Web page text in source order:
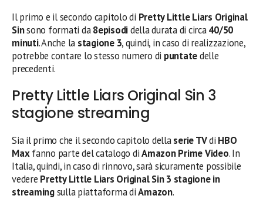
Il primo e il secondo capitolo di Pretty Little Liars Original
Sinsono formati da8episodidella durata di circa40/50
minuti. Anche la stagione 3, quindi, in caso di realizzazione,
potrebbe contare lo stesso numero di puntatedelle
precedenti.
Pretty Little Liars Original Sin 3
stagione streaming
Sia il primo che il secondo capitolo dellaserie TVdi HBO
Maxfanno parte del catalogo diAmazon Prime Video. In
Italia, quindi, in caso di rinnovo, sarà sicuramente possibile
vedere Pretty Little Liars Original Sin 3 stagione in
streamingsulla piattaforma diAmazon.